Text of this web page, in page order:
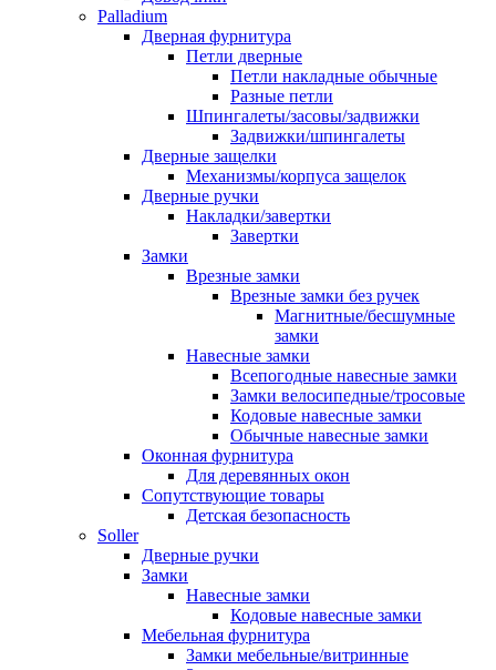
Palladium
Дверная фурнитура
Петли дверные
Петли накладные обычные
Разные петли
Шпингалеты/засовы/задвижки
Задвижки/шпингалеты
Дверные защелки
Механизмы/корпуса защелок
Дверные ручки
Накладки/завертки
Завертки
Замки
Врезные замки
Врезные замки без ручек
Магнитные/бесшумные
замки
Навесные замки
Всепогодные навесные замки
Замки велосипедные/тросовые
Кодовые навесные замки
Обычные навесные замки
Оконная фурнитура
Для деревянных окон
Сопутствующие товары
Детская безопасность
Soller
Дверные ручки
Замки
Навесные замки
Кодовые навесные замки
Мебельная фурнитура
Замки мебельные/витринные